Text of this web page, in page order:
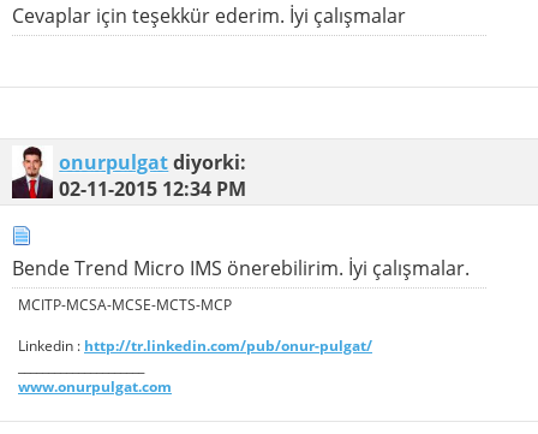
Cevaplar için teşekkür ederim. İyi çalışmalar
onurpulgatdiyorki:
02-11-2015 12:34 PM
Bende Trend Micro IMS önerebilirim. İyi çalışmalar.
MCITP-MCSA-MCSE-MCTS-MCP
Linkedin : http://tr.linkedin.com/pub/onur-pulgat/
www.onurpulgat.com